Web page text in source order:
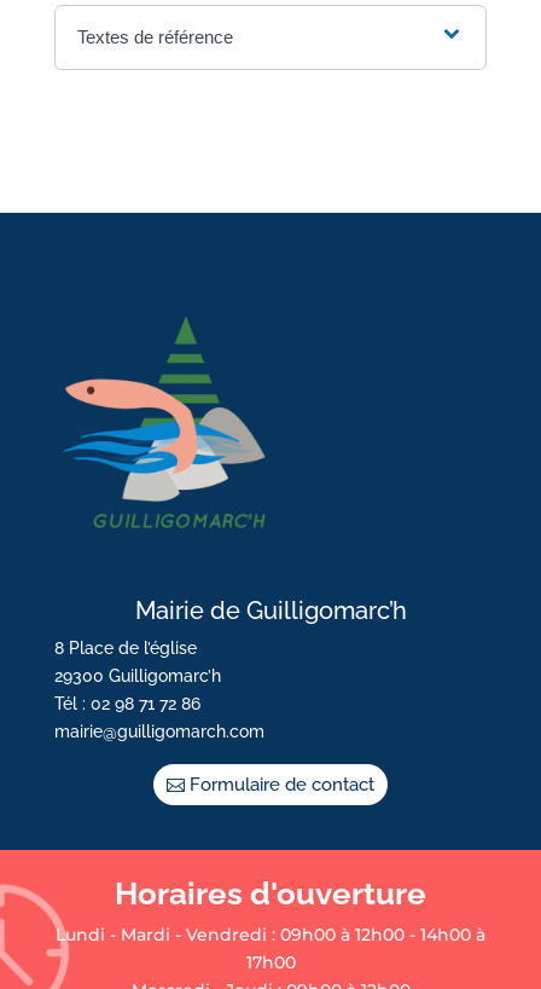
Textes de référence
Mairie de Guilligomarc’h
8 Place de l’église
29300 Guilligomarc’h
Tél : 02 98 71 72 86
mairie@guilligomarch.com
Formulaire de contact
Horaires d'ouverture
Lundi - Mardi - Vendredi : 09h00 à 12h00 - 14h00 à
17h00